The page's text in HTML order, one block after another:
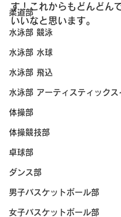
柔道部
水泳部 競泳
水泳部 水球
水泳部 飛込
水泳部 アーティスティックス
体操部
体操競技部
卓球部
ダンス部
男子バスケットボール部
女子バスケットボール部
す！これからもどんどん
いいなと思います。